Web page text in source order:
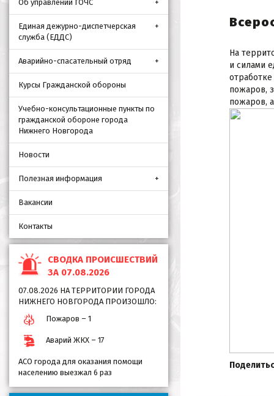
Об управлении ГОЧС
Единая дежурно-диспетчерская
служба (ЕДДС)
Аварийно-спасательный отряд
Курсы Гражданской обороны
Учебно-консультационные пункты по
гражданской обороне города
Нижнего Новгорода
Новости
Полезная информация
Вакансии
Контакты
СВОДКА ПРОИСШЕСТВИЙ
ЗА 07.08.2026
07.08.2026 НА ТЕРРИТОРИИ ГОРОДА
НИЖНЕГО НОВГОРОДА ПРОИЗОШЛО:
Пожаров – 1
Аварий ЖКХ – 17
АСО города для оказания помощи
населению выезжал 6 раз
На
и силами
пожаров,
пожаров,